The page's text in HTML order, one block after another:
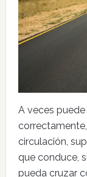
A veces
circulación,
que conduce,
pueda cruzar